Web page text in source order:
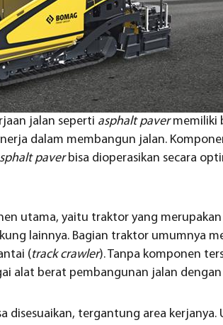
jalan seperti asphalt pavermemiliki
dalam membangun jalan.
paverbisa dioperasikan secara
utama, yaitu traktor yang merupakan
lainnya. Bagian traktor umumnya
(track crawler). Tanpa komponen
alat berat pembangunan jalan dengan
disesuaikan, tergantung area